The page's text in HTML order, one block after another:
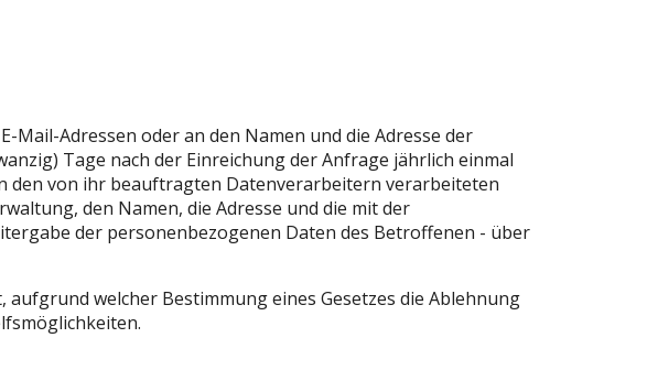
Mail-Adressen oder an den Namen und die Adresse der
Tage nach der Einreichung der Anfrage jährlich einmal
den von ihr beauftragten Datenverarbeitern verarbeiteten
den Namen, die Adresse und die mit der
der personenbezogenen Daten des Betroffenen - über
welcher Bestimmung eines Gesetzes die Ablehnung